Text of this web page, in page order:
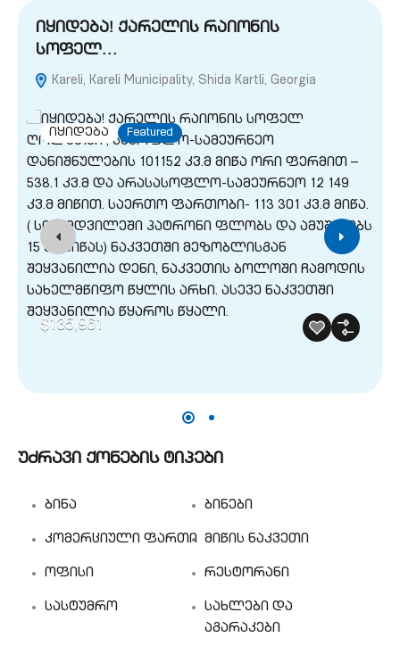
იყიდება! ქარელის რაიონის
სოფელ…
Kareli, Kareli Municipality, Shida Kartli, Georgia
იყიდება Featured
$135,961
უძრავი ქონების ტიპები
ბინა ბინები
კომერციული ფართი მიწის ნაკვეთი
ოფისი რესტორანი
სასტუმრო
სახლები და
აგარაკები